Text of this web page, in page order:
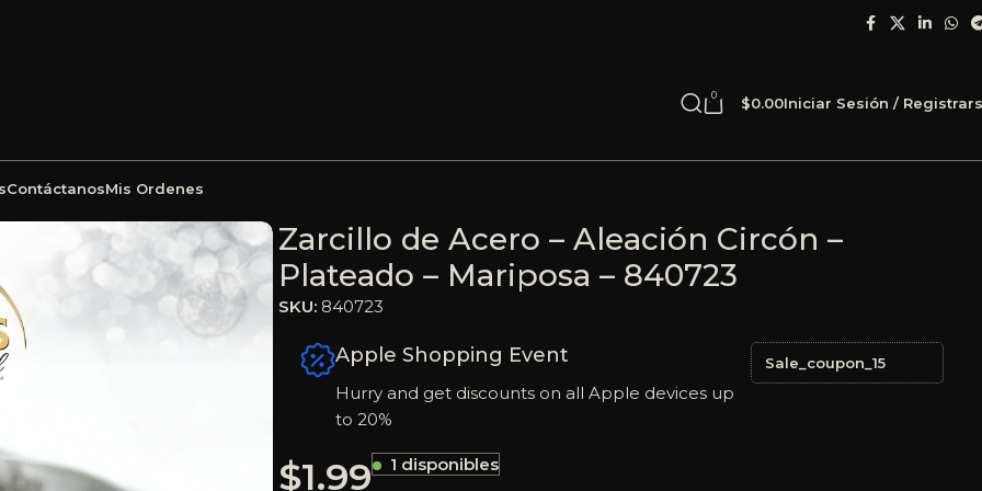
0 $0.00Iniciar Sesión /
ContáctanosMis Ordenes
Zarcillo de Acero – Aleación Circón –
Plateado – Mariposa – 840723
SKU: 840723
Apple Shopping Event
Hurry and get discounts on all Apple devices up
to 20%
Sale_coupon_15
$1.99 1 disponibles